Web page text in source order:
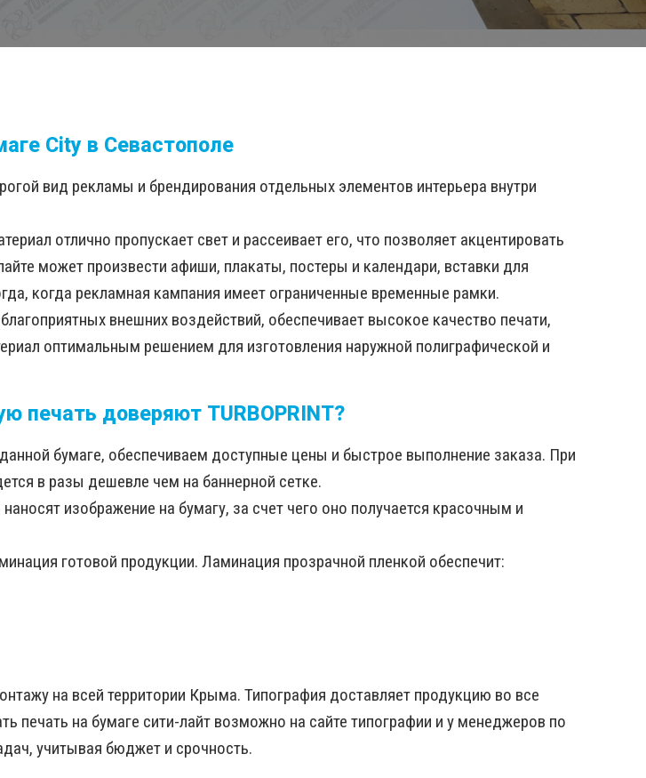
City в Севастополе
вид рекламы и брендирования отдельных элементов интерьера внутри
отлично пропускает свет и рассеивает его, что позволяет акцентировать
может произвести афиши, плакаты, постеры и календари, вставки для
когда рекламная кампания имеет ограниченные временные рамки.
внешних воздействий, обеспечивает высокое качество печати,
оптимальным решением для изготовления наружной полиграфической и
печать доверяют TURBOPRINT?
бумаге, обеспечиваем доступные цены и быстрое выполнение заказа. При
в разы дешевле чем на баннерной сетке.
изображение на бумагу, за счет чего оно получается красочным и
готовой продукции. Ламинация прозрачной пленкой обеспечит:
на всей территории Крыма. Типография доставляет продукцию во все
печать на бумаге сити-лайт возможно на сайте типографии и у менеджеров по
учитывая бюджет и срочность.